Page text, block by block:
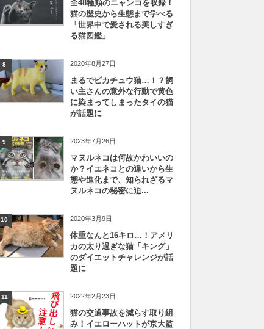
全48種類のニャンコを収録！
猫の歴史から生態まで学べる
「世界中で愛される美しすぎ
る猫図鑑」
8 2020年8月27日
まるでピカチュウ猫…！？飼
い主さんの意外な行動で黄色
に染まってしまったタイの猫
が話題に
9 2023年7月26日
マヌルネコは何故かわいいの
か？イエネコとの違いから生
態や進化まで、知られざるマ
ヌルネコの秘密に迫...
10 2020年3月9日
体重なんと16キロ…！アメリ
カの太り過ぎな猫「キング」
のダイエットチャレンジが話
題に
11 2022年2月23日
猫の交通事故を減らす取り組
み！イエローハットが京大監